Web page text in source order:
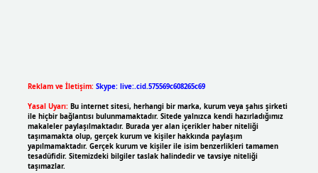
Reklam ve İletişim: Skype: live:.cid.575569c608265c69
Yasal Uyarı: Bu internet sitesi, herhangi bir marka, kurum veya şahıs şirketi
ile hiçbir bağlantısı bulunmamaktadır. Sitede yalnızca kendi hazırladığımız
makaleler paylaşılmaktadır. Burada yer alan içerikler haber niteliği
taşımamakta olup, gerçek kurum ve kişiler hakkında paylaşım
yapılmamaktadır. Gerçek kurum ve kişiler ile isim benzerlikleri tamamen
tesadüfidir. Sitemizdeki bilgiler taslak halindedir ve tavsiye niteliği
taşımazlar.